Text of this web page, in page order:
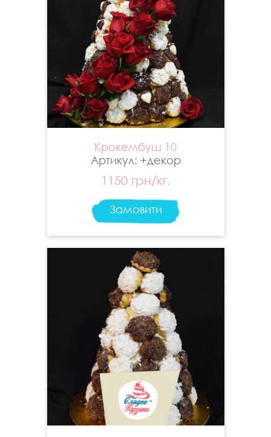
Крокембуш 10
Артикул: +декор
1150 грн/кг.
Замовити